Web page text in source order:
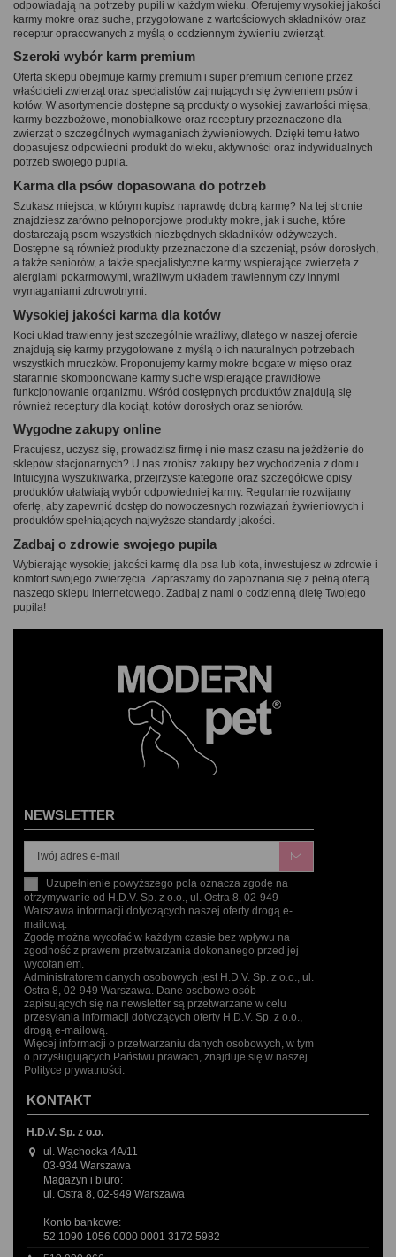
odpowiadają na potrzeby pupili w każdym wieku. Oferujemy wysokiej jakości
karmy mokre oraz suche, przygotowane z wartościowych składników oraz
receptur opracowanych z myślą o codziennym żywieniu zwierząt.
Szeroki wybór karm premium
Oferta sklepu obejmuje karmy premium i super premium cenione przez
właścicieli zwierząt oraz specjalistów zajmujących się żywieniem psów i
kotów. W asortymencie dostępne są produkty o wysokiej zawartości mięsa,
karmy bezzbożowe, monobiałkowe oraz receptury przeznaczone dla
zwierząt o szczególnych wymaganiach żywieniowych. Dzięki temu łatwo
dopasujesz odpowiedni produkt do wieku, aktywności oraz indywidualnych
potrzeb swojego pupila.
Karma dla psów dopasowana do potrzeb
Szukasz miejsca, w którym kupisz naprawdę dobrą karmę? Na tej stronie
znajdziesz zarówno pełnoporcjowe produkty mokre, jak i suche, które
dostarczają psom wszystkich niezbędnych składników odżywczych.
Dostępne są również produkty przeznaczone dla szczeniąt, psów dorosłych,
a także seniorów, a także specjalistyczne karmy wspierające zwierzęta z
alergiami pokarmowymi, wrażliwym układem trawiennym czy innymi
wymaganiami zdrowotnymi.
Wysokiej jakości karma dla kotów
Koci układ trawienny jest szczególnie wrażliwy, dlatego w naszej ofercie
znajdują się karmy przygotowane z myślą o ich naturalnych potrzebach
wszystkich mruczków. Proponujemy karmy mokre bogate w mięso oraz
starannie skomponowane karmy suche wspierające prawidłowe
funkcjonowanie organizmu. Wśród dostępnych produktów znajdują się
również receptury dla kociąt, kotów dorosłych oraz seniorów.
Wygodne zakupy online
Pracujesz, uczysz się, prowadzisz firmę i nie masz czasu na jeżdżenie do
sklepów stacjonarnych? U nas zrobisz zakupy bez wychodzenia z domu.
Intuicyjna wyszukiwarka, przejrzyste kategorie oraz szczegółowe opisy
produktów ułatwiają wybór odpowiedniej karmy. Regularnie rozwijamy
ofertę, aby zapewnić dostęp do nowoczesnych rozwiązań żywieniowych i
produktów spełniających najwyższe standardy jakości.
Zadbaj o zdrowie swojego pupila
Wybierając wysokiej jakości karmę dla psa lub kota, inwestujesz w zdrowie i
komfort swojego zwierzęcia. Zapraszamy do zapoznania się z pełną ofertą
naszego sklepu internetowego. Zadbaj z nami o codzienną dietę Twojego
pupila!
NEWSLETTER
Uzupełnienie powyższego pola oznacza zgodę na
otrzymywanie od H.D.V. Sp. z o.o., ul. Ostra 8, 02-949
Warszawa informacji dotyczących naszej oferty drogą e-
mailową.
Zgodę można wycofać w każdym czasie bez wpływu na
zgodność z prawem przetwarzania dokonanego przed jej
wycofaniem.
Administratorem danych osobowych jest H.D.V. Sp. z o.o., ul.
Ostra 8, 02-949 Warszawa. Dane osobowe osób
zapisujących się na newsletter są przetwarzane w celu
przesyłania informacji dotyczących oferty H.D.V. Sp. z o.o.,
drogą e-mailową.
Więcej informacji o przetwarzaniu danych osobowych, w tym
o przysługujących Państwu prawach, znajduje się w naszej
Polityce prywatności.
KONTAKT
H.D.V. Sp. z o.o.
ul. Wąchocka 4A/11
03-934 Warszawa
Magazyn i biuro:
ul. Ostra 8, 02-949 Warszawa
Konto bankowe:
52 1090 1056 0000 0001 3172 5982